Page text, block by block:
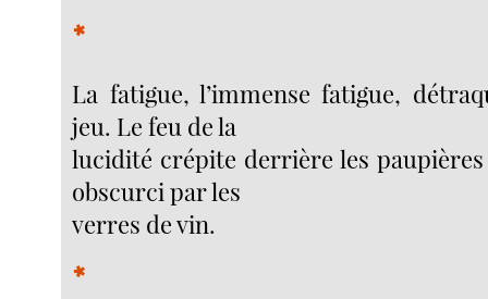
*
La fatigue, l’immense fatigue,
jeu. Le feu de la
lucidité crépite derrière les
obscurci par les
verres de vin.
*